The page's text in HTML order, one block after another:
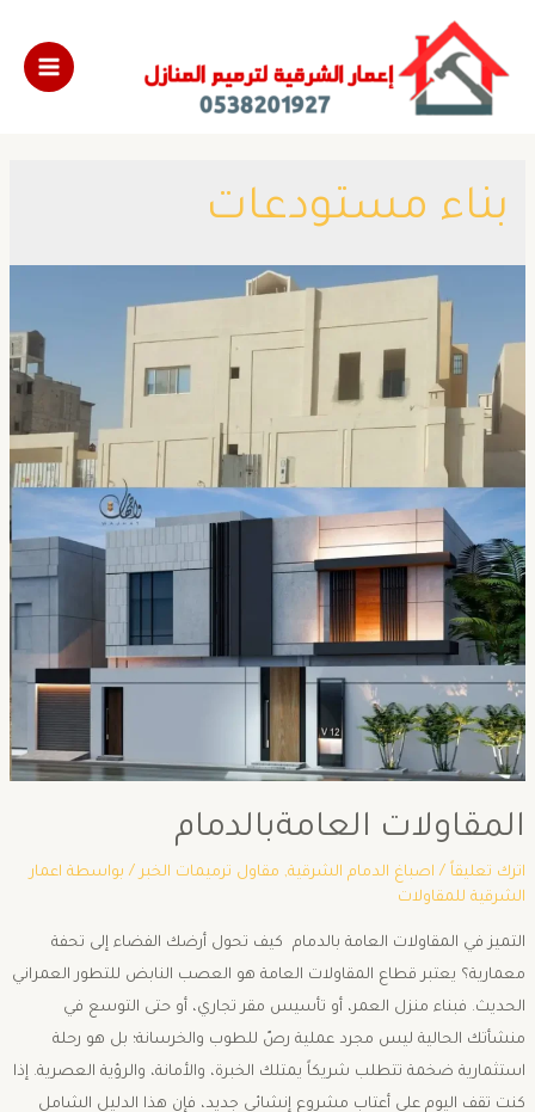
بناء مستودعات
المقاولات العامةبالدمام
اترك تعليقاً / اصباغ الدمام الشرقية, مقاول ترميمات الخبر / بواسطة اعمار
الشرقية للمقاولات
التميز في المقاولات العامة بالدمام كيف تحول أرضك الفضاء إلى تحفة
معمارية؟ ​يعتبر قطاع المقاولات العامة هو العصب النابض للتطور العمراني
الحديث. فبناء منزل العمر، أو تأسيس مقر تجاري، أو حتى التوسع في
منشأتك الحالية ليس مجرد عملية رصّ للطوب والخرسانة؛ بل هو رحلة
استثمارية ضخمة تتطلب شريكاً يمتلك الخبرة، والأمانة، والرؤية العصرية. ​إذا
كنت تقف اليوم على أعتاب مشروع إنشائي جديد، فإن هذا الدليل الشامل